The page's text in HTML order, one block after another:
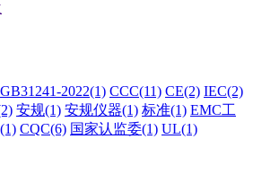
GB31241-2022(1) CCC(11) CE(2) IEC(2)
安规(1) 安规仪器(1) 标准(1) EMC工
CQC(6) 国家认监委(1) UL(1)